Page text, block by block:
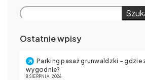
Ostatnie wpisy
Parking pasaż grunwaldzki – gdzie
wygodnie?
8 SIERPNIA, 2026